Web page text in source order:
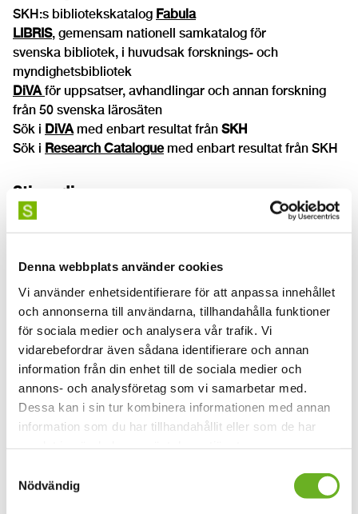
Denna webbplats använder cookies
Vi använder enhetsidentifierare för att anpassa innehållet
och annonserna till användarna, tillhandahålla funktioner
för sociala medier och analysera vår trafik. Vi
vidarebefordrar även sådana identifierare och annan
information från din enhet till de sociala medier och
annons- och analysföretag som vi samarbetar med.
Dessa kan i sin tur kombinera informationen med annan
information som du har tillhandahållit eller som de har
Nödvändig
SKH:s bibliotekskatalog Fabula
LIBRIS, gemensam nationell samkatalog för
svenska bibliotek, i huvudsak forsknings- och
myndighetsbibliotek
DiVAför uppsatser, avhandlingar och annan forskning
från 50 svenska lärosäten
Sök i DiVAmed enbart resultat från SKH
Sök i Research Cataloguemed enbart resultat från SKH
Stipendier
Global Grant
Bibliotekets resurser
Filmer om bibliotekets resurser